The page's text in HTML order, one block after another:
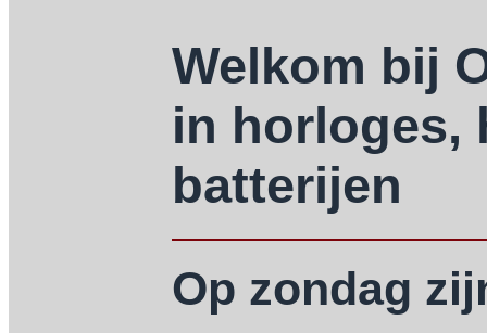
Welkom bij
in horloges,
batterijen
Op zondag